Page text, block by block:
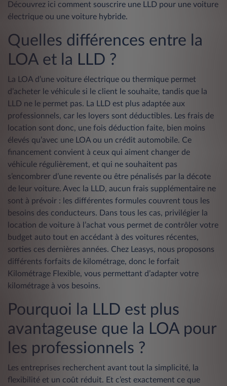
Découvrez ici comment souscrire une LLD pour une voiture
électrique ou une voiture hybride.
Quelles différences entre la
LOA et la LLD ?
La LOA d’une voiture électrique ou thermique permet
d’acheter le véhicule si le client le souhaite, tandis que la
LLD ne le permet pas. La LLD est plus adaptée aux
professionnels, car les loyers sont déductibles. Les frais de
location sont donc, une fois déduction faite, bien moins
élevés qu’avec une LOA ou un crédit automobile. Ce
financement convient à ceux qui aiment changer de
véhicule régulièrement, et qui ne souhaitent pas
s’encombrer d’une revente ou être pénalisés par la décote
de leur voiture. Avec la LLD, aucun frais supplémentaire ne
sont à prévoir : les différentes formules couvrent tous les
besoins des conducteurs. Dans tous les cas, privilégier la
location de voiture à l’achat vous permet de contrôler votre
budget auto tout en accédant à des voitures récentes,
sorties ces dernières années. Chez Leasys, nous proposons
différents forfaits de kilométrage, donc le forfait
Kilométrage Flexible, vous permettant d’adapter votre
kilométrage à vos besoins.
Pourquoi la LLD est plus
avantageuse que la LOA pour
les professionnels ?
Les entreprises recherchent avant tout la simplicité, la
flexibilité et un coût réduit. Et c’est exactement ce que